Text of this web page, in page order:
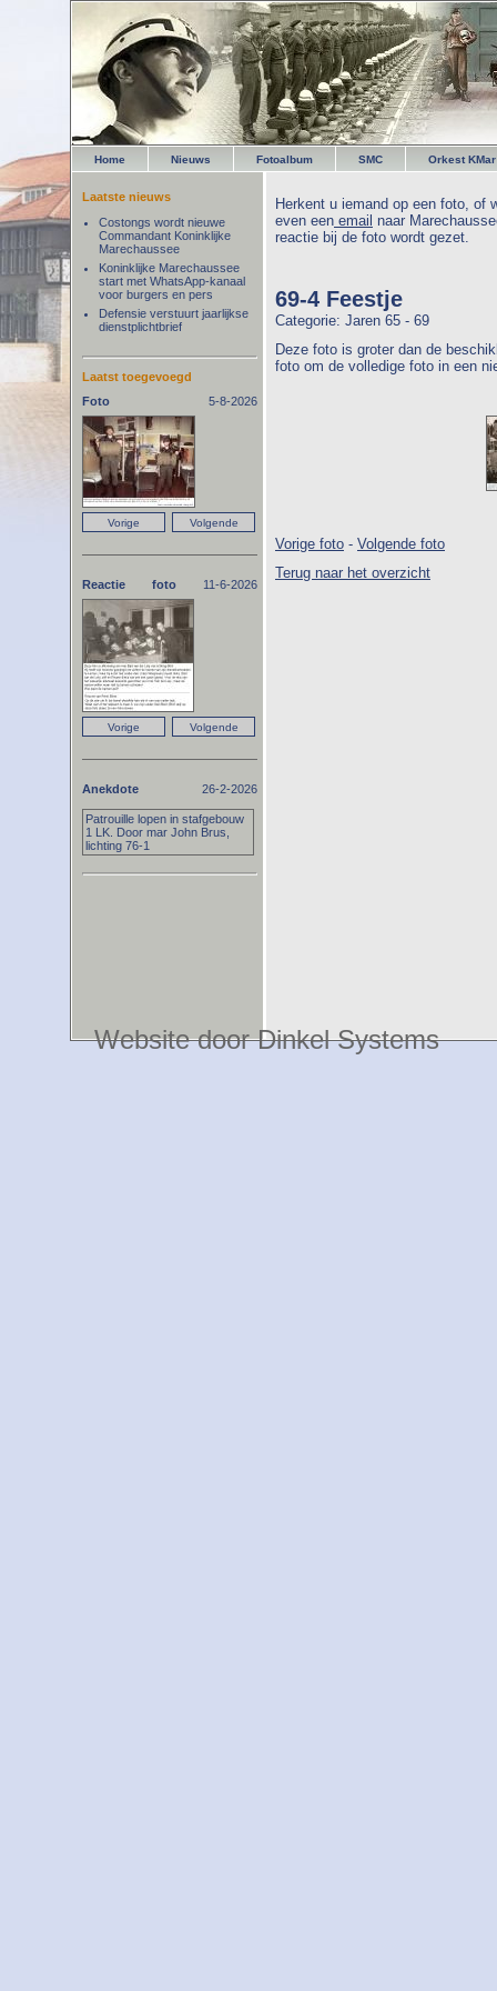
Home Nieuws Fotoalbum SMC Orkest KMar
Herkent u iemand op een foto, of
even een email naar
reactie bij de foto wordt gezet.
69-4 Feestje
Categorie: Jaren 65 - 69
Deze foto is groter dan de
foto om de volledige foto in een
Vorige foto - Volgende foto
Terug naar het overzicht
Laatste nieuws
Costongs wordt nieuwe
Commandant Koninklijke
Marechaussee
Koninklijke Marechaussee
start met WhatsApp-kanaal
voor burgers en pers
Defensie verstuurt jaarlijkse
dienstplichtbrief
Laatst toegevoegd
Foto
5-8-2026
Reactie foto 11-6-2026
Anekdote 26-2-2026
Patrouille lopen in stafgebouw
1 LK. Door mar John Brus,
lichting 76-1
Website door Dinkel Systems